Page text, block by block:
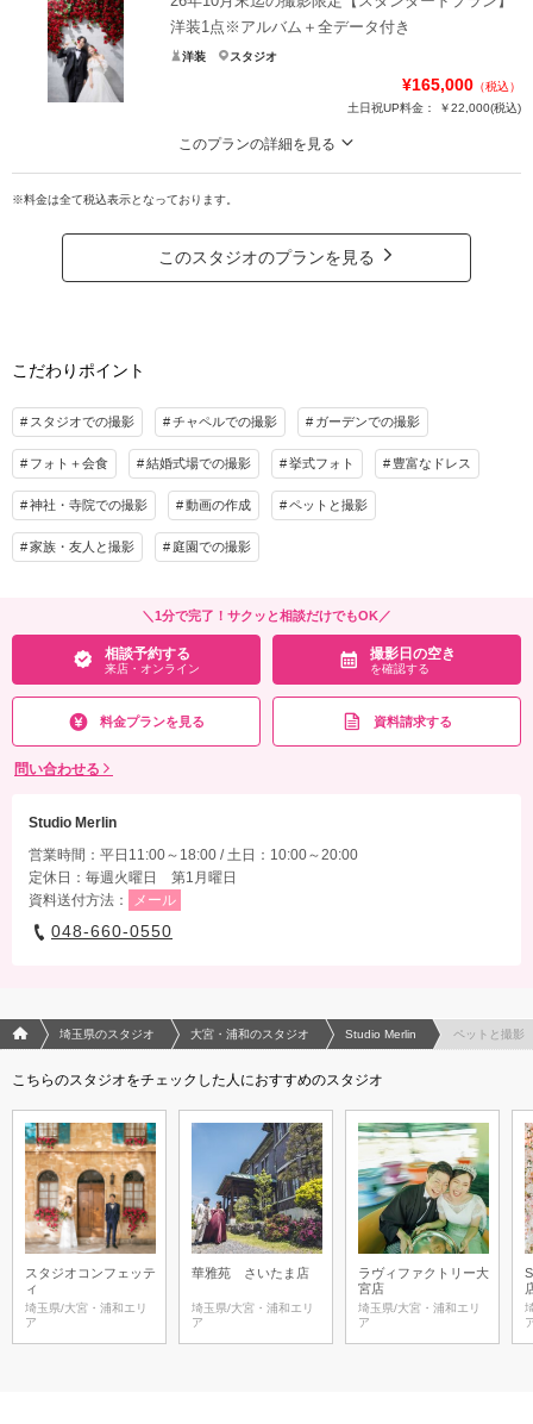
スタジオ、ガーデンやチャペルなど、お好きな場所で撮影！
▼プラン内容
・ドレス2着
・アートブーケ
※既にご契約済みのお客様のプラン変更は出来かねます
※キャンペーンの併用は出来かねます
撮影料
アルバム データ 70カット 台紙付写真
衣装追加 挙式
家族と撮影 家族用衣装レンタル
その他含むもの
認いただけます。スタジオでの屋内撮影、ガーデンでの開放感あふれるロケーション
撮影もお選びいただけます。
相談予約する 撮影日の空き
洋装1点※アルバム＋全データ付き
洋装 スタジオ
¥165,000 （税込）
土日祝UP料金：
￥22,000(税込)
このプランの詳細を見る
~新郎新婦衣装1着ヘアメイク付・全データ70カット付・スタジオ撮影プラン~
韓国フォトの世界観を味わえるシンプルプラン
・4シーン
撮影料 新婦衣装1着 新郎衣装1着
着付け ヘアメイク 小物一式
アルバム 10P データ 70カット
家族と撮影 家族用衣装レンタル
【26年10月末迄の撮影限定キャンペーン】※プランには・新婦様ヘアメイク・新郎様
ヘアメイク・ドレス試着（無料）が含まれており、撮影当日のイメージを事前に確認
いただけます。スタジオでの屋内撮影、ガーデンでの開放感あふれるロケーション撮
影もお選びいただけます。
相談予約する 撮影日の空き
※料金は全て税込表示となっております。
このスタジオのプランを見る
こだわりポイント
スタジオでの撮影 チャペルでの撮影 ガーデンでの撮影
フォト＋会食 結婚式場での撮影 挙式フォト 豊富なドレス
神社・寺院での撮影 動画の作成 ペットと撮影
家族・友人と撮影 庭園での撮影
＼1分で完了！サクッと相談だけでもOK／
相談予約する
来店・オンライン
撮影日の空き
を確認する
料金プランを見る 資料請求する
問い合わせる
Studio Merlin
営業時間：平日11:00～18:00 / 土日：10:00～20:00
定休日：毎週火曜日 第1月曜日
資料送付方法：
メール
048-660-0550
フォトウエディング/結婚写真のPhotorait ホーム
埼玉県のスタジオ 大宮・浦和のスタジオ Studio Merlin ペットと撮影
こちらのスタジオをチェックした人におすすめのスタジオ
スタジオコンフェッテ
ィ
埼玉県/大宮・浦和エリ
ア
華雅苑 さいたま店
埼玉県/大宮・浦和エリ
ア
ラヴィファクトリー大
宮店
埼玉県/大宮・浦和エリ
ア